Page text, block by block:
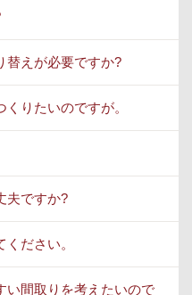
替えが必要ですか?
りたいのですが。
夫ですか?
ださい。
い間取りを考えたいので